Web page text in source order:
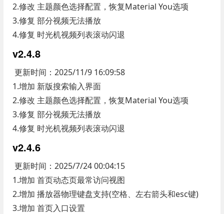
2.修改 主题颜色选择配置，恢复Material You选项
3.修复 部分视频无法播放
4.修复 时光机视频列表滚动闪退
v2.4.8
更新时间：2025/11/9 16:09:58
1.增加 新版搜索输入界面
2.修改 主题颜色选择配置，恢复Material You选项
3.修复 部分视频无法播放
4.修复 时光机视频列表滚动闪退
v2.4.6
更新时间：2025/7/24 00:04:15
1.增加 首页动态页最常访问视图
2.增加 播放器物理键盘支持(空格、左右箭头和esc键)
3.增加 首页入口设置